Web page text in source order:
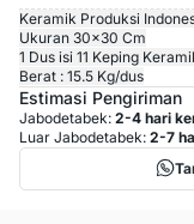
Keramik Produksi
Ukuran 30x30 Cm
1 Dus isi 11 Keping
Berat : 15.5 Kg/dus
Estimasi Pengiriman
Jabodetabek: 2-4 hari
Luar Jabodetabek: 2-7